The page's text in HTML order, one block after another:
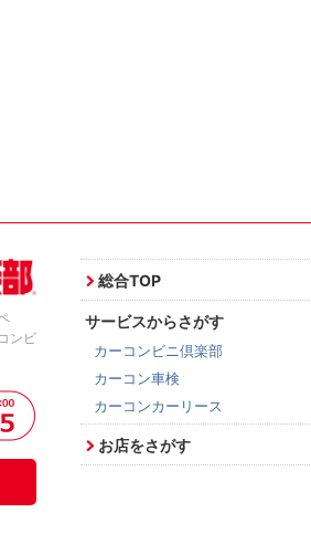
ンビ
総合TOP
サービスからさがす
カーコンビニ倶楽部
カーコン車検
カーコンカーリース
お店をさがす